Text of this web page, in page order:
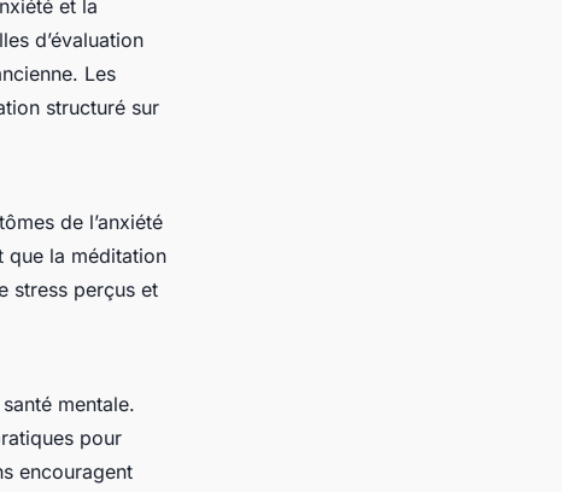
et la
d’évaluation
Les
structuré sur
de l’anxiété
que la méditation
stress perçus et
mentale.
pour
encouragent